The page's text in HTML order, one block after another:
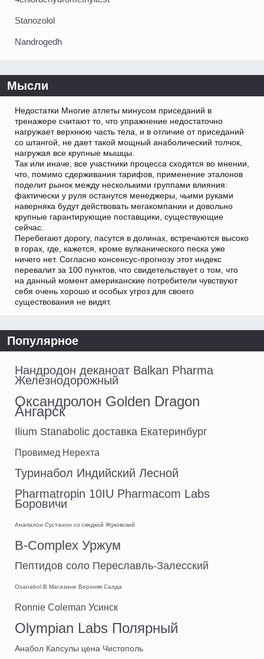
Stanozolol
Nandrogedh
Мысли
Недостатки Многие атлеты минусом приседаний в
тренажере считают то, что упражнение недостаточно
нагружает верхнюю часть тела, и в отличие от приседаний
со штангой, не дает такой мощный анаболический толчок,
нагружая все крупные мышцы.
Так или иначе, все участники процесса сходятся во мнении,
что, помимо сдерживания тарифов, применение эталонов
поделит рынок между несколькими группами влияния:
фактически у руля останутся менеджеры, чьими руками
наверняка будут действовать мегакомпании и довольно
крупные гарантирующие поставщики, существующие
сейчас.
Перебегают дорогу, пасутся в долинах, встречаются высоко
в горах, где, кажется, кроме вулканического песка уже
ничего нет. Согласно консенсус-прогнозу этот индекс
перевалит за 100 пунктов, что свидетельствует о том, что
на данный момент американские потребители чувствуют
себя очень хорошо и особых угроз для своего
существования не видят.
Популярное
Нандродон деканоат Balkan Pharma
Железнодорожный
Оксандролон Golden Dragon
Ангарск
Ilium Stanabolic доставка Екатеринбург
Провимед Нерехта
Туринабол Индийский Лесной
Pharmatropin 10IU Pharmacom Labs
Боровичи
Анапалон Сустанон со скидкой Жуковский
B-Complex Уржум
Пептидов соло Переславль-Залесский
Oxanabol В Магазине Верхняя Салда
Ronnie Coleman Усинск
Olympian Labs Полярный
Анабол Капсулы цена Чистополь